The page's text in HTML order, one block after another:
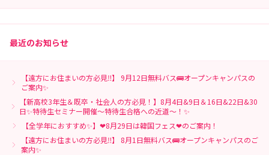
最近のお知らせ
【遠方にお住まいの方必見‼】 9月12日無料バス🚌オープンキャンパスの
ご案内✨
【新高校3年生＆既卒・社会人の方必見！】8月4日&9日＆16日&22日&30
日✨特待生セミナー開催～特待生合格への近道～！✨
【全学年におすすめ✨】❤8月29日は韓国フェス❤のご案内！
【遠方にお住まいの方必見‼】 8月1日無料バス🚌オープンキャンパスのご
案内✨